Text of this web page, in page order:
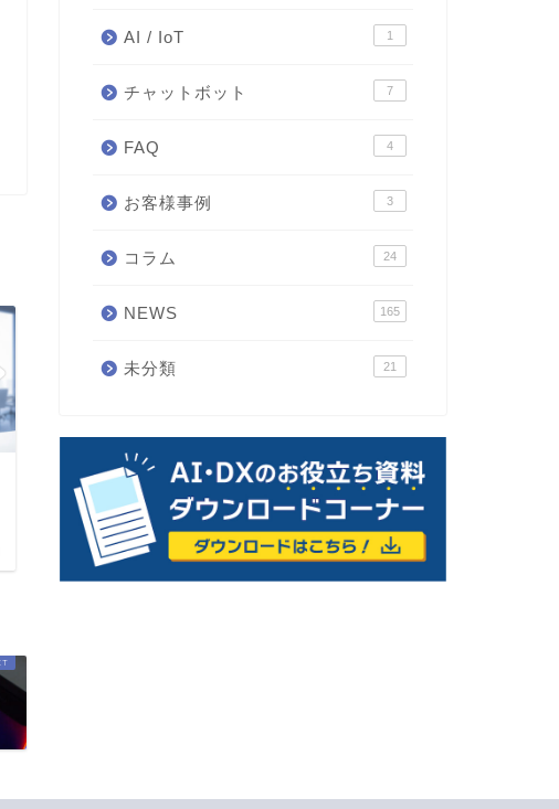
金融庁、AIで業務効率化 ヒア
リング文書要約、高速検索も
2024年11月27日 NEWS
アマゾン、企業向けAIチャット
ボット「Q」発表。様々なビジネ
スソフトと連携
AI / IoT 1
チャットボット 7
FAQ 4
お客様事例 3
コラム 24
NEWS 165
未分類 21